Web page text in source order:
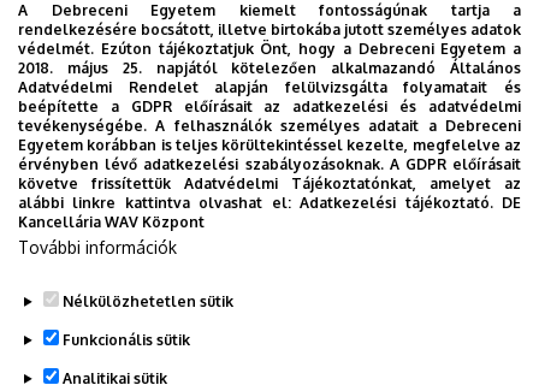
DOKUMENTUMOK
TUDOMÁNYOS EREDMÉNYEK
PROGRAMAJÁNLÓ
KAPCSOLAT
Szakkollégisták a 2017/2018-as tanévben
Legutóbbi frissítés:
A Debreceni Egyetem kiemelt fontosságúnak tartja a
rendelkezésére bocsátott, illetve birtokába jutott személyes adatok
védelmét. Ezúton tájékoztatjuk Önt, hogy a Debreceni Egyetem a
2018. május 25. napjától kötelezően alkalmazandó Általános
Adatvédelmi Rendelet alapján felülvizsgálta folyamatait és
beépítette a GDPR előírásait az adatkezelési és adatvédelmi
tevékenységébe. A felhasználók személyes adatait a Debreceni
Egyetem korábban is teljes körültekintéssel kezelte, megfelelve az
érvényben lévő adatkezelési szabályozásoknak. A GDPR előírásait
követve frissítettük Adatvédelmi Tájékoztatónkat, amelyet az
alábbi linkre kattintva olvashat el:Adatkezelési tájékoztató. DE
Kancellária WAV Központ
További információk
Nélkülözhetetlen sütik
Funkcionális sütik
Analitikai sütik